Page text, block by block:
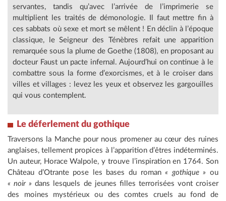
servantes, tandis qu’avec l’arrivée de l’imprimerie se
multiplient les traités de démonologie. Il faut mettre fin à
ces sabbats où sexe et mort se mêlent ! En déclin à l’époque
classique, le Seigneur des Ténèbres refait une apparition
remarquée sous la plume de Goethe (1808), en proposant au
docteur Faust un pacte infernal. Aujourd’hui on continue à le
combattre sous la forme d’exorcismes, et à le croiser dans
villes et villages : levez les yeux et observez les gargouilles
qui vous contemplent.
Le déferlement du gothique
Traversons la Manche pour nous promener au cœur des ruines
anglaises, tellement propices à l’apparition d’êtres indéterminés.
Un auteur, Horace Walpole, y trouve l’inspiration en 1764. Son
Château d’Otrante pose les bases du roman« gothique » ou
« noir » dans lesquels de jeunes filles terrorisées vont croiser
des moines mystérieux ou des comtes cruels au fond de